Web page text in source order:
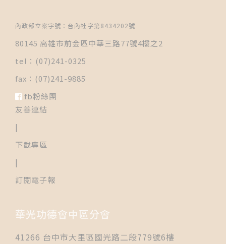
內政部立案字號：台內社字第8434202號
80145 高雄市前金區中華三路77號4樓之2
tel：(07)241-0325
fax：(07)241-9885
fb粉絲團
友善連結
|
下載專區
|
訂閱電子報
華光功德會中區分會
41266 台中市大里區國光路二段779號6樓